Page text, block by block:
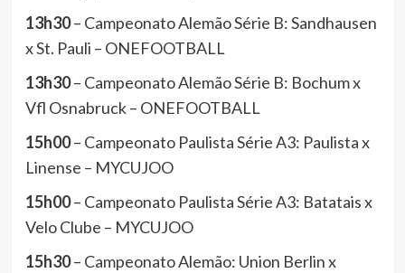
13h30– Campeonato Alemão Série B: Sandhausen
x St. Pauli – ONEFOOTBALL
13h30– Campeonato Alemão Série B: Bochum x
Vfl Osnabruck – ONEFOOTBALL
15h00– Campeonato Paulista Série A3: Paulista x
Linense – MYCUJOO
15h00– Campeonato Paulista Série A3: Batatais x
Velo Clube – MYCUJOO
15h30– Campeonato Alemão: Union Berlin x